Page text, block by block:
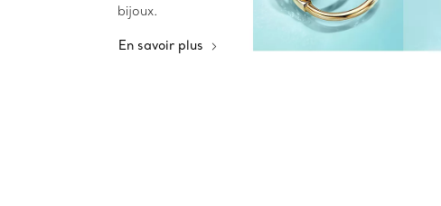
bijoux.
En savoir plus